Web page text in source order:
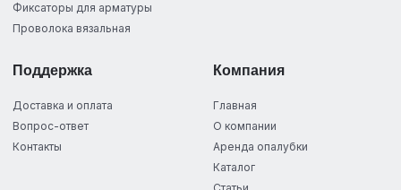
Фиксаторы для арматуры
Проволока вязальная
Поддержка
Доставка и оплата
Вопрос-ответ
Контакты
Компания
Главная
О компании
Аренда опалубки
Каталог